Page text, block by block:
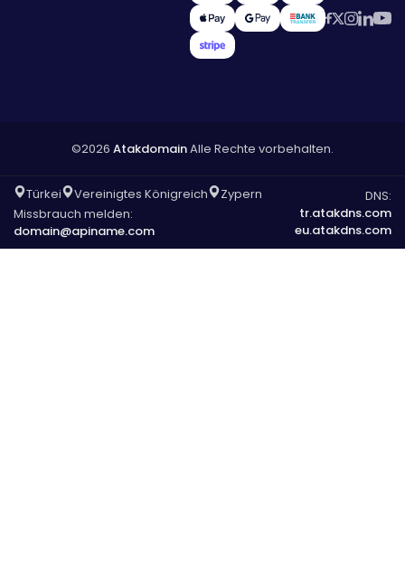
©2026 AtakdomainAlle Rechte vorbehalten.
Türkei Vereinigtes Königreich
Zypern
Missbrauch melden:
domain@apiname.com
DNS:
tr.atakdns.com
eu.atakdns.com